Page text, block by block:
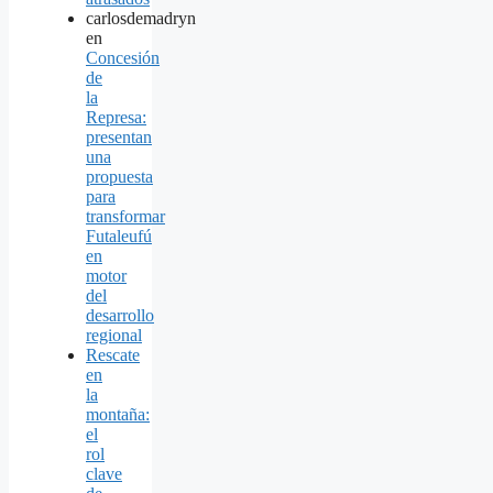
carlosdemadryn
en
Concesión
de
la
Represa:
presentan
una
propuesta
para
transformar
Futaleufú
en
motor
del
desarrollo
regional
Rescate
en
la
montaña:
el
rol
clave